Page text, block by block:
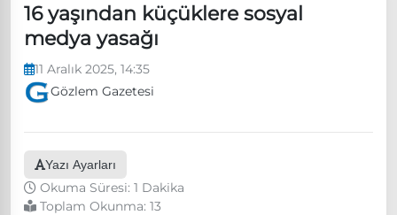
Özgür Özel, Ekrem İmamoğlu’nu ziyaret edecek
Ünlü çift bir etkinliğe daha katılmama kararı aldı
Boykot
16 yaşından küçüklere sosyal
medya yasağı
11 Aralık 2025, 14:35
Gözlem Gazetesi
Yazı Ayarları
Okuma Süresi: 1 Dakika
Toplam Okunma: 13